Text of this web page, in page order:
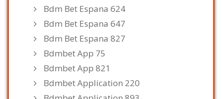
Bdm Bet Espana 624
Bdm Bet Espana 647
Bdm Bet Espana 827
Bdmbet App 75
Bdmbet App 821
Bdmbet Application 220